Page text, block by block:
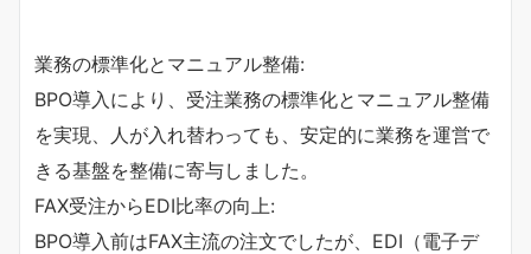
業務の標準化とマニュアル整備:
BPO導入により、受注業務の標準化とマニュアル整備
を実現、人が入れ替わっても、安定的に業務を運営で
きる基盤を整備に寄与しました。
FAX受注からEDI比率の向上:
BPO導入前はFAX主流の注文でしたが、EDI（電子デ